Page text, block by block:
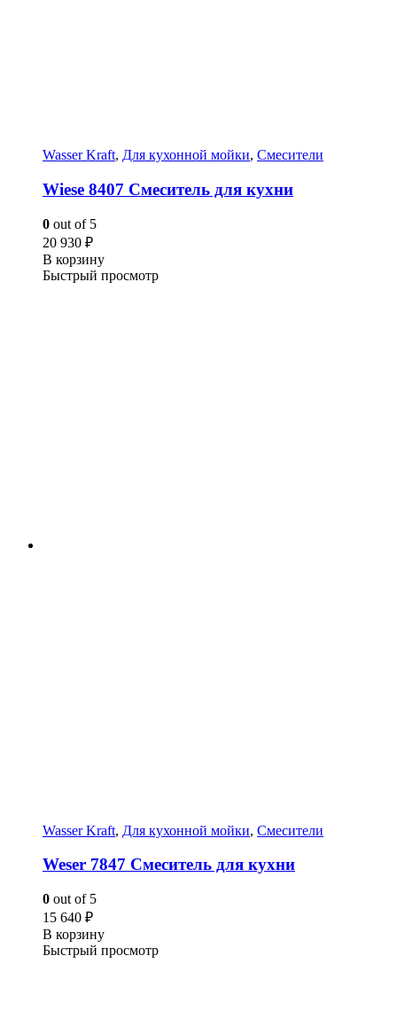
Wasser Kraft, Для кухонной мойки, Смесители
Wiese 8407 Смеситель для кухни
0 out of 5
20 930 ₽
В корзину
Быстрый просмотр
Wasser Kraft, Для кухонной мойки, Смесители
Weser 7847 Смеситель для кухни
0 out of 5
15 640 ₽
В корзину
Быстрый просмотр